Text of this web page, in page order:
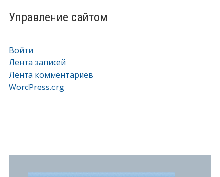
Управление сайтом
Войти
Лента записей
Лента комментариев
WordPress.org